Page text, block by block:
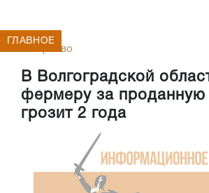
Общество
В Волгоградской
фермеру за
грозит 2 года
ГЛАВНОЕ